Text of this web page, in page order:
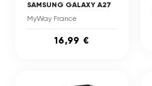
SAMSUNG GALAXY A27
MyWay France
16,99 €